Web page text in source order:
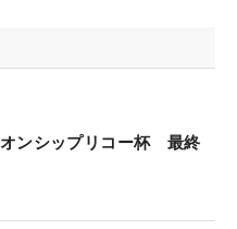
ンシップリコー杯 最終